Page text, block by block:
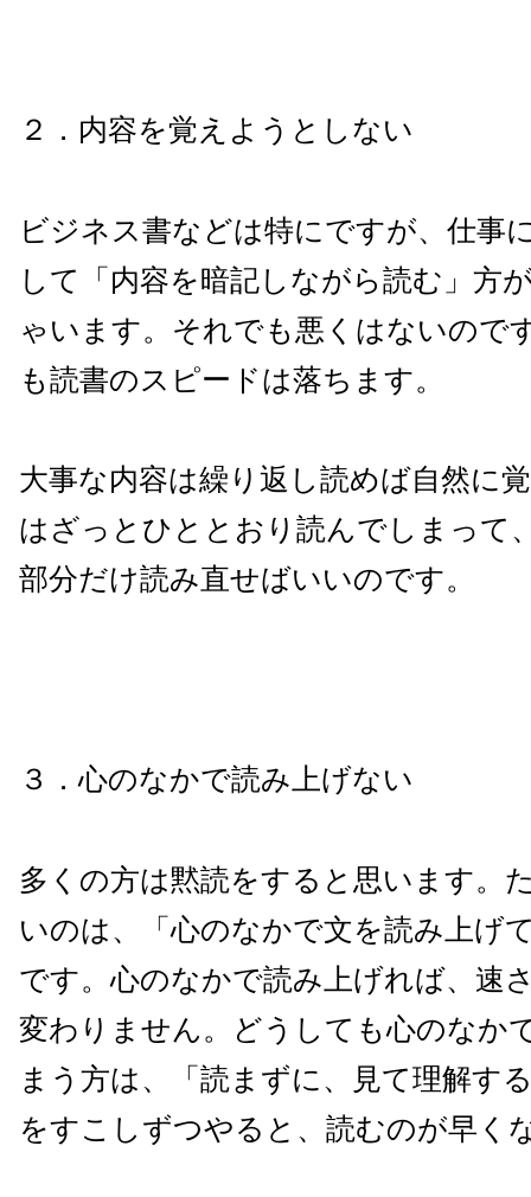
２．内容を覚えようとしない
ビジネス書などは特にですが、仕事
して「内容を暗記しながら読む」方
ゃいます。それでも悪くはないので
も読書のスピードは落ちます。
大事な内容は繰り返し読めば自然に
はざっとひととおり読んでしまって
部分だけ読み直せばいいのです。
３．心のなかで読み上げない
多くの方は黙読をすると思います。
いのは、「心のなかで文を読み上げ
です。心のなかで読み上げれば、速
変わりません。どうしても心のなか
まう方は、「読まずに、見て理解す
をすこしずつやると、読むのが早く